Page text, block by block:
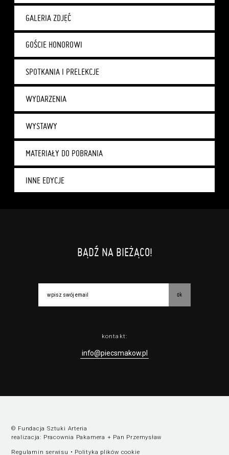
GALERIA ZDJĘĆ
GOŚCIE HONOROWI
SPOTKANIA I PRELEKCJE
WYDARZENIA
WYSTAWY
MATERIAŁY DO POBRANIA
INNE EDYCJE
BĄDŹ NA BIEŻĄCO!
ok
kontakt:
info@piecsmakow.pl
© Fundacja Sztuki Arteria
realizacja: Pracownia Pakamera + Pan Przemysław
Regulamin serwisu • Polityka plików cookie